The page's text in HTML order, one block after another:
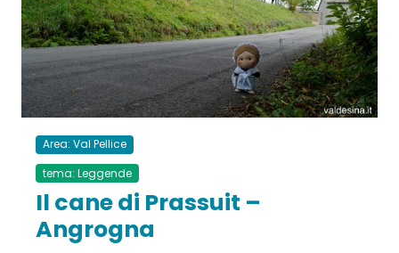
Area: Val Pellice
tema: Leggende
Il cane di Prassuit –
Angrogna